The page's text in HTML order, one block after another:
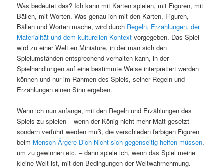
Was bedeutet das? Ich kann mit Karten spielen, mit Figuren, mit
Bällen, mit Worten. Was genau ich mit den Karten, Figuren,
Bällen und Worten mache, wird durch Regeln, Erzählungen, der
Materialität und dem kulturellen Kontext vorgegeben. Das Spiel
wird zu einer Welt en Miniature, in der man sich den
Spielumständen entsprechend verhalten kann, in der
Spielhandlungen auf eine bestimmte Weise interpretiert werden
können und nur im Rahmen des Spiels, seiner Regeln und
Erzählungen einen Sinn ergeben.
Wenn ich nun anfange, mit den Regeln und Erzählungen des
Spiels zu spielen – wenn der König nicht mehr Matt gesetzt
sondern verführt werden muß, die verschieden farbigen Figuren
beim Mensch-Ärgere-Dich-Nicht sich gegenseitig helfen müssen,
um zu gewinnen etc. – dann spiele ich, wenn das Spiel meine
kleine Welt ist, mit den Bedingungen der Weltwahrnehmung.